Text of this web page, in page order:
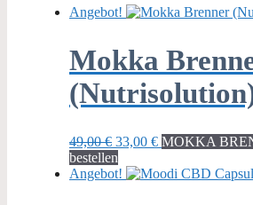
Angebot!
Mokka
49,00€ Ursprünglicher
Preis
war:
33,00 €Aktueller
ist:
MOKKA
bestellen
Angebot!